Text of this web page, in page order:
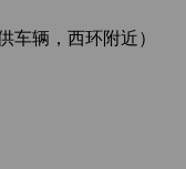
辆，西环附近）